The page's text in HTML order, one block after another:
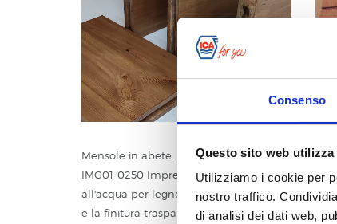
Consenso
Questo sito web
Utilizziamo i cookie per
nostro traffico.
di analisi dei dati web,
Mensole in abete. Ho usato ICA for you
IMG01-0250 Impregnante Antigoccia
all'acqua per legno (colorazione Rovere)
e la finitura trasparente ICA for you